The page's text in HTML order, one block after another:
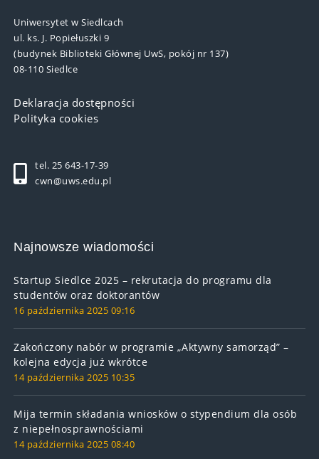
Uniwersytet w Siedlcach
ul. ks. J. Popiełuszki 9
(budynek Biblioteki Głównej UwS, pokój nr 137)
08-110 Siedlce
Deklaracja dostępności
Polityka cookies
tel. 25 643-17-39
cwn@uws.edu.pl
Najnowsze wiadomości
Startup Siedlce 2025 – rekrutacja do programu dla
studentów oraz doktorantów
16 października 2025 09:16
Zakończony nabór w programie „Aktywny samorząd” –
kolejna edycja już wkrótce
14 października 2025 10:35
Mija termin składania wniosków o stypendium dla osób
z niepełnosprawnościami
14 października 2025 08:40